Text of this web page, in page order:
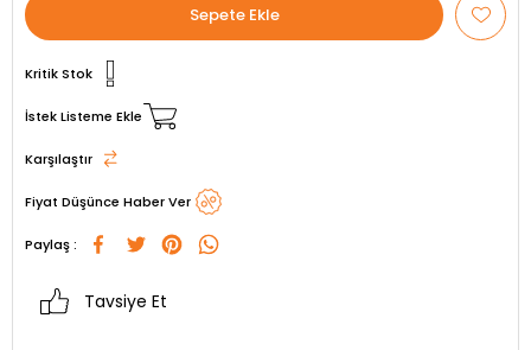
Kritik Stok
İstek Listeme Ekle
Karşılaştır
Fiyat Düşünce Haber Ver
Paylaş :
Tavsiye Et